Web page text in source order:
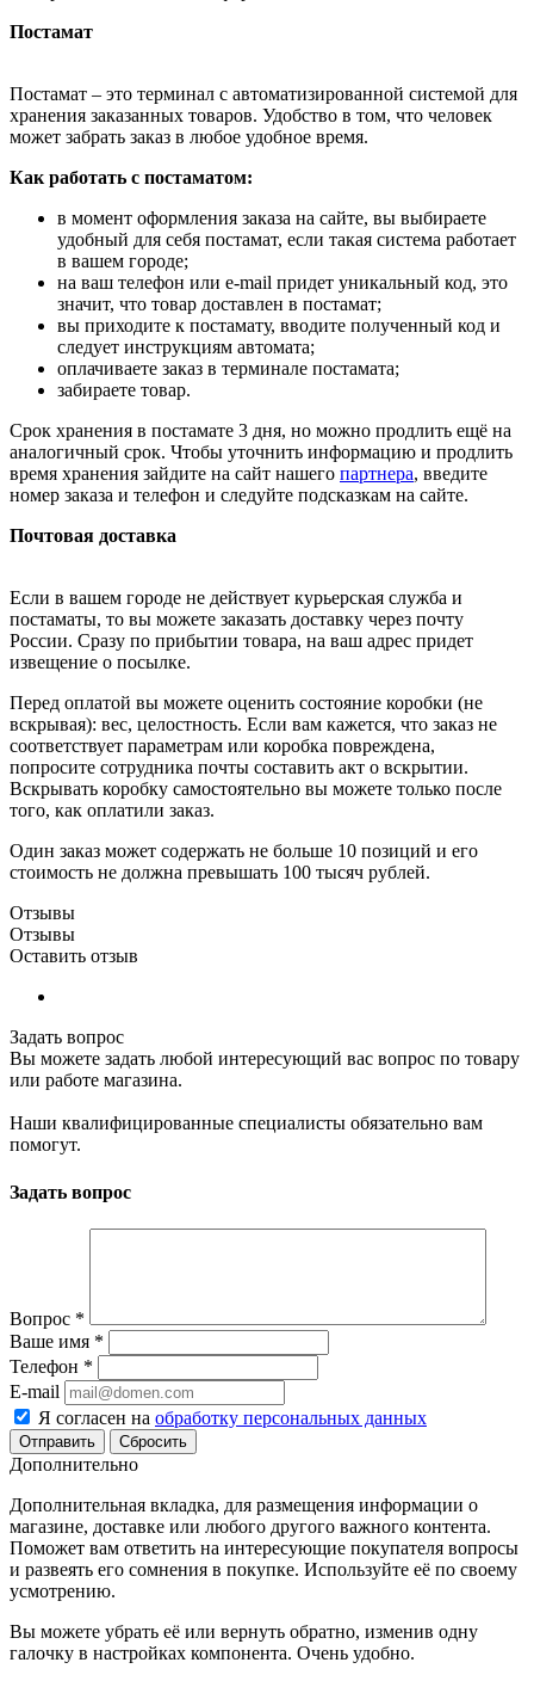
Постамат
Постамат – это терминал с автоматизированной системой для
хранения заказанных товаров. Удобство в том, что человек
может забрать заказ в любое удобное время.
Как работать с постаматом:
в момент оформления заказа на сайте, вы выбираете
удобный для себя постамат, если такая система работает
в вашем городе;
на ваш телефон или e-mail придет уникальный код, это
значит, что товар доставлен в постамат;
вы приходите к постамату, вводите полученный код и
следует инструкциям автомата;
оплачиваете заказ в терминале постамата;
забираете товар.
Срок хранения в постамате 3 дня, но можно продлить ещё на
аналогичный срок. Чтобы уточнить информацию и продлить
время хранения зайдите на сайт нашего партнера, введите
номер заказа и телефон и следуйте подсказкам на сайте.
Почтовая доставка
Если в вашем городе не действует курьерская служба и
постаматы, то вы можете заказать доставку через почту
России. Сразу по прибытии товара, на ваш адрес придет
извещение о посылке.
Перед оплатой вы можете оценить состояние коробки (не
вскрывая): вес, целостность. Если вам кажется, что заказ не
соответствует параметрам или коробка повреждена,
попросите сотрудника почты составить акт о вскрытии.
Вскрывать коробку самостоятельно вы можете только после
того, как оплатили заказ.
Один заказ может содержать не больше 10 позиций и его
стоимость не должна превышать 100 тысяч рублей.
Отзывы
Отзывы
Оставить отзыв
Задать вопрос
Вы можете задать любой интересующий вас вопрос по товару
или работе магазина.
Наши квалифицированные специалисты обязательно вам
помогут.
Задать вопрос
Вопрос *
Ваше имя *
Телефон *
E-mail
Я согласен на обработку персональных данных
Сбросить
Дополнительно
Дополнительная вкладка, для размещения информации о
магазине, доставке или любого другого важного контента.
Поможет вам ответить на интересующие покупателя вопросы
и развеять его сомнения в покупке. Используйте её по своему
усмотрению.
Вы можете убрать её или вернуть обратно, изменив одну
галочку в настройках компонента. Очень удобно.